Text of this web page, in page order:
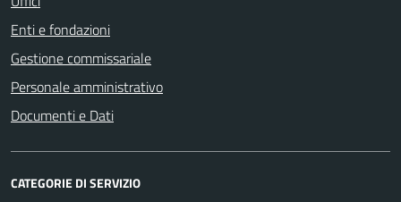
Enti e fondazioni
Gestione commissariale
Personale amministrativo
Documenti e Dati
CATEGORIE DI SERVIZIO